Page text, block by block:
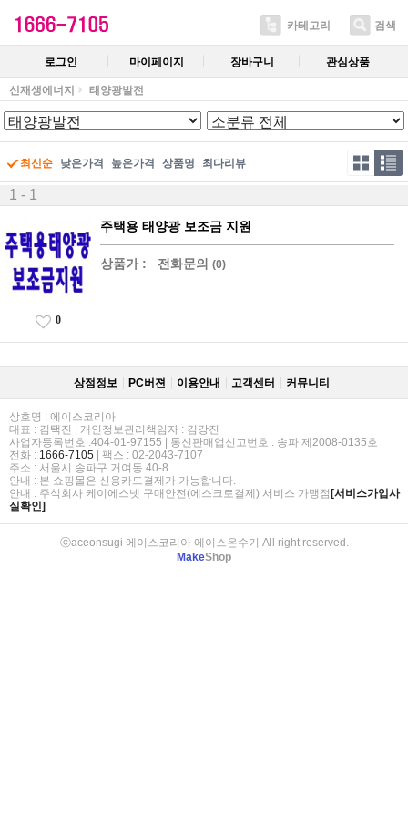
카테고리 검색
로그인 마이페이지 장바구니 관심상품
신재생에너지 태양광발전
최신순 낮은가격 높은가격 상품명 최다리뷰
1 - 1
주택용 태양광 보조금 지원
상품가 : 전화문의 (0)
0
상점정보 PC버젼 이용안내 고객센터 커뮤니티
상호명 : 에이스코리아
대표 : 김택진 | 개인정보관리책임자 : 김강진
사업자등록번호 :404-01-97155 | 통신판매업신고번호 : 송파 제2008-0135호
전화 : 1666-7105 | 팩스 : 02-2043-7107
주소 : 서울시 송파구 거여동 40-8
안내 : 본 쇼핑몰은 신용카드결제가 가능합니다.
안내 : 주식회사 케이에스넷 구매안전(에스크로결제) 서비스 가맹점[서비스가입사
실확인]
ⓒaceonsugi 에이스코리아 에이스온수기 All right reserved.
MakeShop